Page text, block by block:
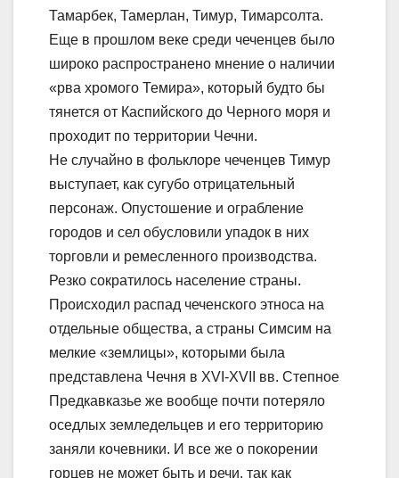
Тамарбек, Тамерлан, Тимур, Тимарсолта.
Еще в прошлом веке среди чеченцев было
широко распространено мнение о наличии
«рва хромого Темира», который будто бы
тянется от Каспийского до Черного моря и
проходит по территории Чечни.
Не случайно в фольклоре чеченцев Тимур
выступает, как сугубо отрицательный
персонаж. Опустошение и ограбление
городов и сел обусловили упадок в них
торговли и ремесленного производства.
Резко сократилось население страны.
Происходил распад чеченского этноса на
отдельные общества, а страны Симсим на
мелкие «землицы», которыми была
представлена Чечня в XVI-XVII вв. Степное
Предкавказье же вообще почти потеряло
оседлых земледельцев и его территорию
заняли кочевники. И все же о покорении
горцев не может быть и речи, так как